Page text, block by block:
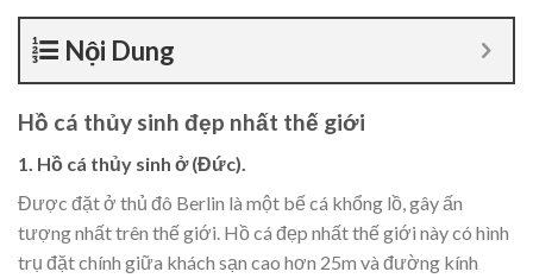
Nội Dung
Hồ cá thủy sinh đẹp nhất thế giới
1. Hồ cá thủy sinh ở (Đức).
Được đặt ở thủ đô Berlin là một bế cá khổng lồ, gây ấn
tượng nhất trên thế giới. Hồ cá đẹp nhất thế giới này có hình
trụ đặt chính giữa khách sạn cao hơn 25m và đường kính